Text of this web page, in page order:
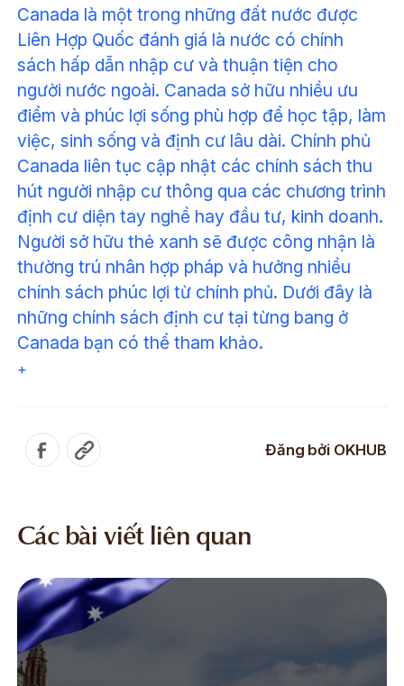
Canada là một trong những đất nước được
Liên Hợp Quốc đánh giá là nước có chính
sách hấp dẫn nhập cư và thuận tiện cho
người nước ngoài. Canada sở hữu nhiều ưu
điểm và phúc lợi sống phù hợp để học tập, làm
việc, sinh sống và định cư lâu dài. Chính phủ
Canada liên tục cập nhật các chính sách thu
hút người nhập cư thông qua các chương trình
định cư diện tay nghề hay đầu tư, kinh doanh.
Người sở hữu thẻ xanh sẽ được công nhận là
thường trú nhân hợp pháp và hưởng nhiều
chính sách phúc lợi từ chính phủ. Dưới đây là
những chính sách định cư tại từng bang ở
Canada bạn có thể tham khảo.
+
Đăng bởi OKHUB
Các bài viết liên quan